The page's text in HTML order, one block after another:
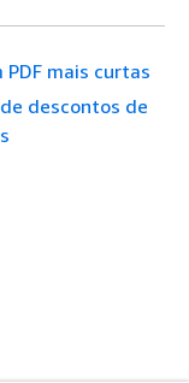
mais curtas
descontos de